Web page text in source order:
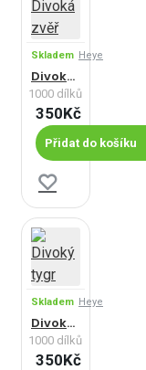
Skladem Heye
Divoká zvěř
1000 dílků
350Kč
Přidat do košíku
Skladem Heye
Divoký tygr
1000 dílků
350Kč